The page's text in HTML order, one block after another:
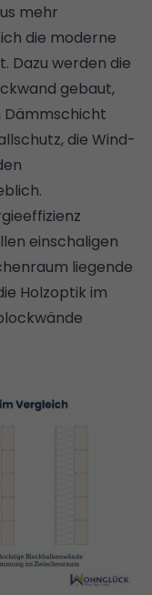
mehr
die moderne
Dazu werden die
gebaut,
Dämmschicht
die Wind-
einschaligen
liegende
Holzoptik im